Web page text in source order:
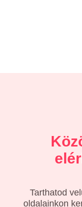
Tarthatod
oldalainkon